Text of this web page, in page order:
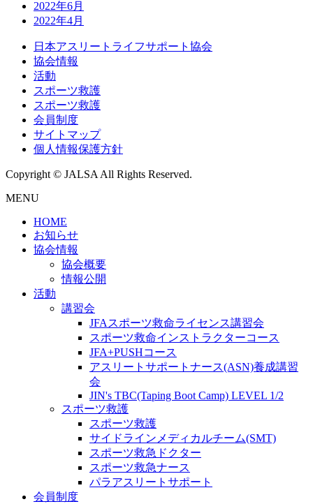
2022年6月
2022年4月
日本アスリートライフサポート協会
協会情報
活動
スポーツ救護
スポーツ救護
会員制度
サイトマップ
個人情報保護方針
Copyright © JALSA All Rights Reserved.
MENU
HOME
お知らせ
協会情報
協会概要
情報公開
活動
講習会
JFAスポーツ救命ライセンス講習会
スポーツ救命インストラクターコース
JFA+PUSHコース
アスリートサポートナース(ASN)養成講習
会
JIN's TBC(Taping Boot Camp) LEVEL 1/2
スポーツ救護
スポーツ救護
サイドラインメディカルチーム(SMT)
スポーツ救急ドクター
スポーツ救急ナース
パラアスリートサポート
会員制度